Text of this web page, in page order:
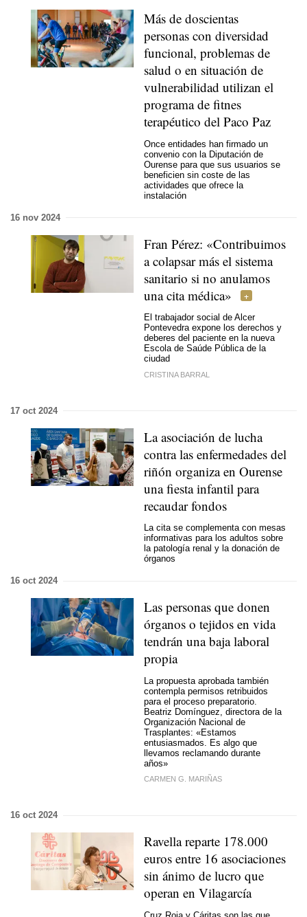
Más de doscientas
personas con diversidad
funcional, problemas de
salud o en situación de
vulnerabilidad utilizan el
programa de fitnes
terapéutico del Paco Paz
Once entidades han firmado un
convenio con la Diputación de
Ourense para que sus usuarios se
beneficien sin coste de las
actividades que ofrece la
instalación
16 nov 2024
Fran Pérez: «Contribuimos
a colapsar más el sistema
sanitario si no anulamos
una cita médica»
El trabajador social de Alcer
Pontevedra expone los derechos y
deberes del paciente en la nueva
Escola de Saúde Pública de la
ciudad
CRISTINA BARRAL
17 oct 2024
La asociación de lucha
contra las enfermedades del
riñón organiza en Ourense
una fiesta infantil para
recaudar fondos
La cita se complementa con mesas
informativas para los adultos sobre
la patología renal y la donación de
órganos
16 oct 2024
Las personas que donen
órganos o tejidos en vida
tendrán una baja laboral
propia
La propuesta aprobada también
contempla permisos retribuidos
para el proceso preparatorio.
Beatriz Domínguez, directora de la
Organización Nacional de
Trasplantes: «Estamos
entusiasmados. Es algo que
llevamos reclamando durante
años»
CARMEN G. MARIÑAS
16 oct 2024
Ravella reparte 178.000
euros entre 16 asociaciones
sin ánimo de lucro que
operan en Vilagarcía
Cruz Roja y Cáritas son las que